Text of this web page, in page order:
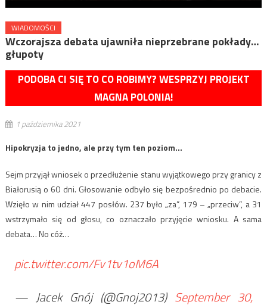
WIADOMOŚCI
Wczorajsza debata ujawniła nieprzebrane pokłady…
głupoty
PODOBA CI SIĘ TO CO ROBIMY? WESPRZYJ PROJEKT
MAGNA POLONIA!
1 października 2021
Hipokryzja to jedno, ale przy tym ten poziom…
Sejm przyjął wniosek o przedłużenie stanu wyjątkowego przy granicy z
Białorusią o 60 dni. Głosowanie odbyło się bezpośrednio po debacie.
Wzięło w nim udział 447 posłów. 237 było „za”, 179 – „przeciw”, a 31
wstrzymało się od głosu, co oznaczało przyjęcie wniosku. A sama
debata… No cóż…
pic.twitter.com/Fv1tv1oM6A
— Jacek Gnój (@Gnoj2013) September 30,